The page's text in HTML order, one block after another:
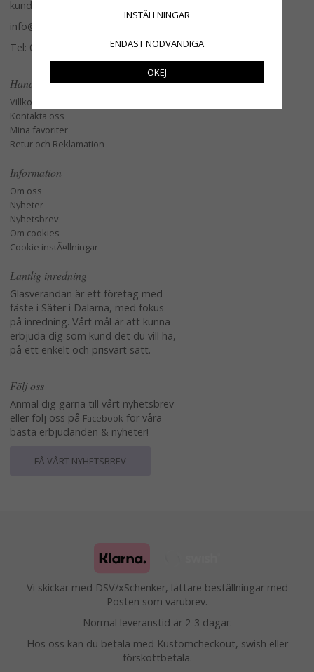
kundtjänst.
info@glasverandan.se
Tel: 079-3495968
Handla
Villkor
Kontakta oss
Mina favoriter
Retur och Reklamation
Information
Om oss
Nyheter
Nyhetsbrev
Om cookies
Cookie instÃ¤llningar
Lantlig inredning
Glasverandan är ett företag med
fäste i Säter i Dalarna, med fokus
på inredning. Vårt mål är att kunna
erbjuda dig som kund det du vill ha,
på ett enkelt och prisvärt sätt.
Följ oss
Anmäl dig gärna till vårt nyhetsbrev
eller följ oss på Facebook för våra
bästa erbjudanden & nyheter!
FÅ VÅRT NYHETSBREV
Vi skickar med DSV/xSchenker, lättare beställningar med
Posten som varubrev.
Normal leveranstid är 2-3 dagar.
Hos oss kan du betala med Kustomcheckout, swish eller
förskottbetala.
INSTÄLLNINGAR
ENDAST NÖDVÄNDIGA
OKEJ